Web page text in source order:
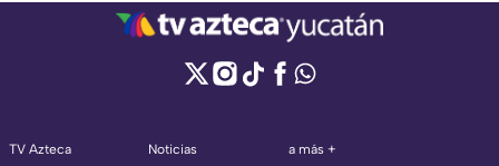
TV Azteca
Noticias
a más +